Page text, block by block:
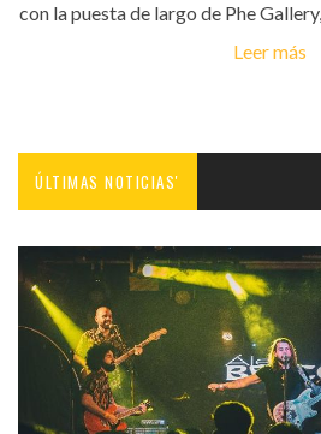
con la puesta de largo de Phe
Leer más
ÚLTIMAS NOTICIAS'